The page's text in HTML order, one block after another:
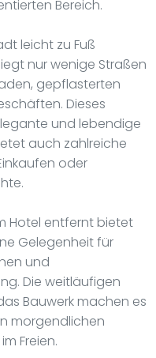
Bereich.
leicht zu Fuß
nur wenige Straßen
gepflasterten
Dieses
und lebendige
auch zahlreiche
oder
Hotel entfernt bietet
Gelegenheit für
und
Die weitläufigen
Bauwerk machen es
morgendlichen
Freien.